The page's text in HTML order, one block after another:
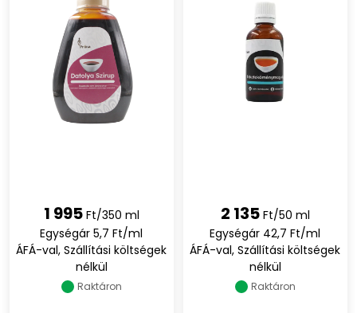
1 995 Ft/350 ml
Egységár 5,7 Ft/ml
ÁFÁ-val, Szállítási költségek
nélkül
Raktáron
2 135 Ft/50 ml
Egységár 42,7 Ft/ml
ÁFÁ-val, Szállítási költségek
nélkül
Raktáron